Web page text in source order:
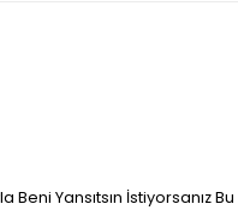
Yansıtsın İstiyorsanız Bu